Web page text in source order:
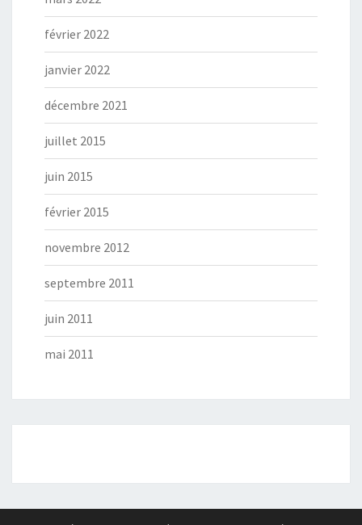
février 2022
janvier 2022
décembre 2021
juillet 2015
juin 2015
février 2015
novembre 2012
septembre 2011
juin 2011
mai 2011